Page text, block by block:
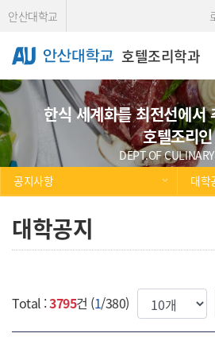
Skip Menu
안산대학교
호텔조리학과
한식 세계화를 최전선에서
호텔조리인
DEPT.OF
공지사항
대학
대학공지
Total :3795건 (1/380) 한번에 보여질